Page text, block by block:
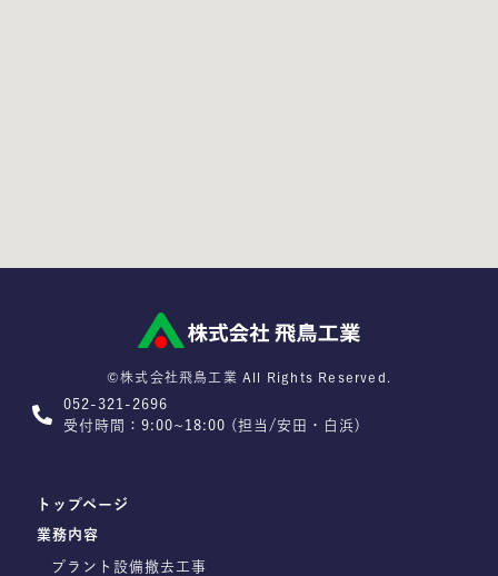
©株式会社飛鳥工業 All Rights Reserved.
052-321-2696
受付時間：9:00~18:00 (担当/安田・白浜)
トップページ
業務内容
プラント設備撤去工事